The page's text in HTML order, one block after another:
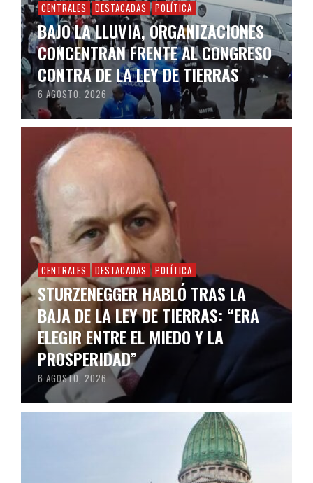
CENTRALES DESTACADAS POLÍTICA
BAJO LA LLUVIA, ORGANIZACIONES
CONCENTRAN FRENTE AL CONGRESO
CONTRA DE LA LEY DE TIERRAS
6 AGOSTO, 2026
CENTRALES DESTACADAS POLÍTICA
STURZENEGGER HABLÓ TRAS LA
BAJA DE LA LEY DE TIERRAS: “ERA
ELEGIR ENTRE EL MIEDO Y LA
PROSPERIDAD”
6 AGOSTO, 2026